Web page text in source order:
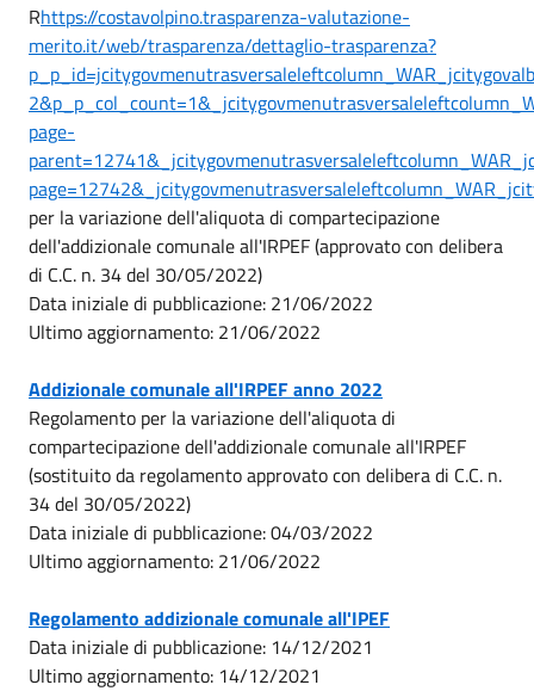
Rhttps://costavolpino.trasparenza-valutazione-
merito.it/web/trasparenza/dettaglio-trasparenza?
page-
per la variazione dell'aliquota di compartecipazione
dell'addizionale comunale all'IRPEF (approvato con delibera
di C.C. n. 34 del 30/05/2022)
Data iniziale di pubblicazione: 21/06/2022
Ultimo aggiornamento: 21/06/2022
Addizionale comunale all'IRPEF anno 2022
Regolamento per la variazione dell'aliquota di
compartecipazione dell'addizionale comunale all'IRPEF
(sostituito da regolamento approvato con delibera di C.C. n.
34 del 30/05/2022)
Data iniziale di pubblicazione: 04/03/2022
Ultimo aggiornamento: 21/06/2022
Regolamento addizionale comunale all'IPEF
Data iniziale di pubblicazione: 14/12/2021
Ultimo aggiornamento: 14/12/2021